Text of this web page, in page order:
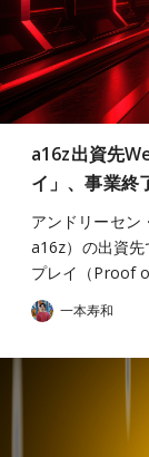
a16z出資先
イ」、事業終
アンドリーセン
a16z）の出資
プレイ（Proof
一本寿和